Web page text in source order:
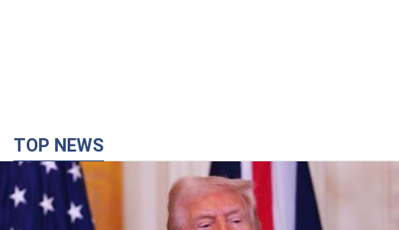
Кінець епохи "фактора Трампа": хто насправді
забезпечить Україні захист від російської